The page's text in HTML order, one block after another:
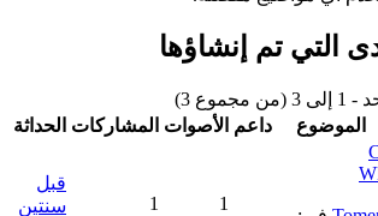
التي تم إنشاؤها
3)
الموضوع داعم الأصوات المشاركات الحداثة
1
1
قبل
سنتين